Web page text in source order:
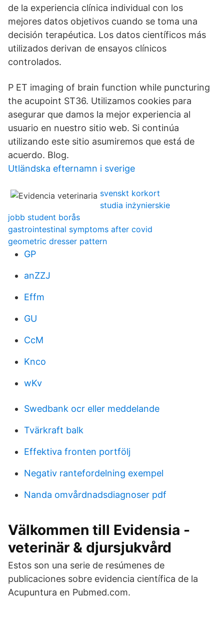
de la experiencia clínica individual con los
mejores datos objetivos cuando se toma una
decisión terapéutica. Los datos científicos más
utilizados derivan de ensayos clínicos
controlados.
P ET imaging of brain function while puncturing
the acupoint ST36. Utilizamos cookies para
asegurar que damos la mejor experiencia al
usuario en nuestro sitio web. Si continúa
utilizando este sitio asumiremos que está de
acuerdo. Blog.
Utländska efternamn i sverige
svenskt korkort
studia inżynierskie
jobb student borås
gastrointestinal symptoms after covid
geometric dresser pattern
GP
anZZJ
Effm
GU
CcM
Knco
wKv
Swedbank ocr eller meddelande
Tvärkraft balk
Effektiva fronten portfölj
Negativ rantefordelning exempel
Nanda omvårdnadsdiagnoser pdf
Välkommen till Evidensia -
veterinär & djursjukvård
Estos son una serie de resúmenes de
publicaciones sobre evidencia científica de la
Acupuntura en Pubmed.com.